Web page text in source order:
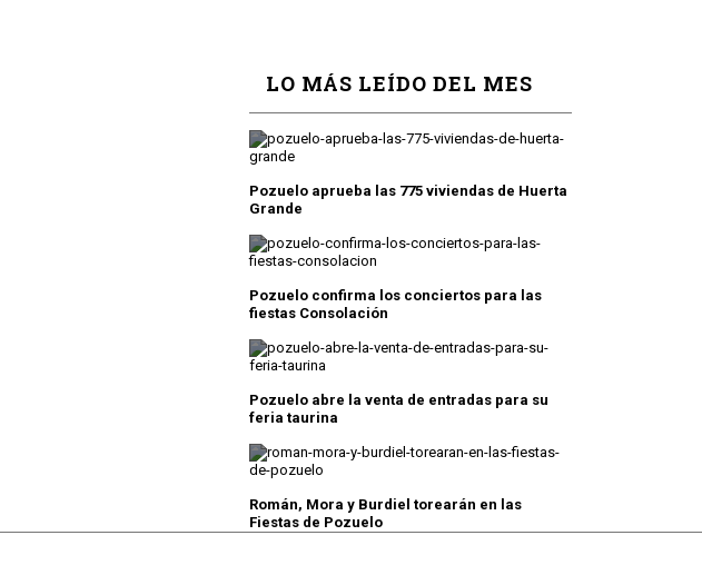
LO MÁS LEÍDO DEL MES
Pozuelo aprueba las 775 viviendas de Huerta
Grande
Pozuelo confirma los conciertos para las
fiestas Consolación
Pozuelo abre la venta de entradas para su
feria taurina
Román, Mora y Burdiel torearán en las
Fiestas de Pozuelo